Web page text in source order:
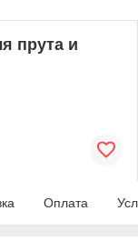
прута и
Оплата